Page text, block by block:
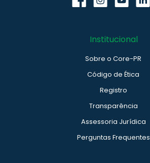
Institucional
Sobre o Core-PR
Código de Ética
Registro
Transparência
Assessoria Jurídica
Perguntas Frequentes